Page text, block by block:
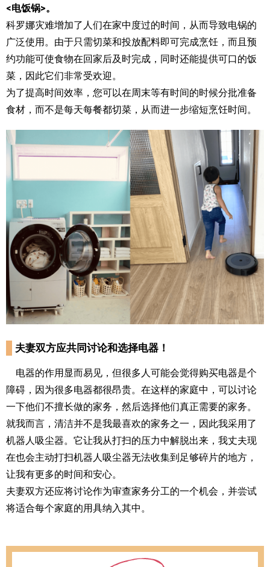
<电饭锅>。
科罗娜灾难增加了人们在家中度过的时间，从而导致电锅的
广泛使用。由于只需切菜和投放配料即可完成烹饪，而且预
约功能可使食物在回家后及时完成，同时还能提供可口的饭
菜，因此它们非常受欢迎。
为了提高时间效率，您可以在周末等有时间的时候分批准备
食材，而不是每天每餐都切菜，从而进一步缩短烹饪时间。
夫妻双方应共同讨论和选择电器！
电器的作用显而易见，但很多人可能会觉得购买电器是个
障碍，因为很多电器都很昂贵。在这样的家庭中，可以讨论
一下他们不擅长做的家务，然后选择他们真正需要的家务。
就我而言，清洁并不是我最喜欢的家务之一，因此我采用了
机器人吸尘器。它让我从打扫的压力中解脱出来，我丈夫现
在也会主动打扫机器人吸尘器无法收集到足够碎片的地方，
让我有更多的时间和安心。
夫妻双方还应将讨论作为审查家务分工的一个机会，并尝试
将适合每个家庭的用具纳入其中。